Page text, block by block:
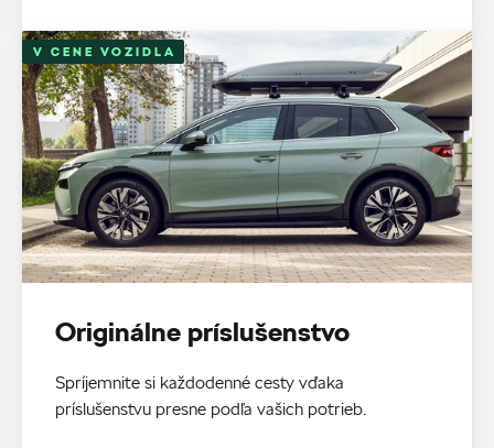
V CENE VOZIDLA
Originálne príslušenstvo
Spríjemnite si každodenné cesty vďaka
príslušenstvu presne podľa vašich potrieb.